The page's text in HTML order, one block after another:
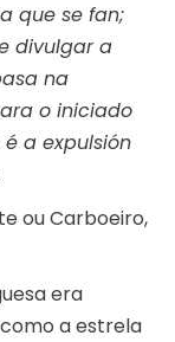
que se fan;
divulgar a
na
o iniciado
a expulsión
ou Carboeiro,
era
a estrela